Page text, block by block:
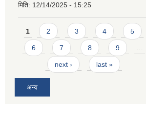
मिति: 12/14/2025 - 15:25
Pages
1 2 3 4 5
6 7 8 9
next › last »
अन्य